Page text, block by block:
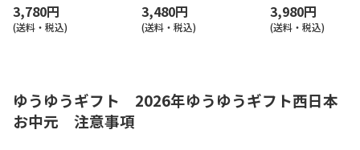
3,780円
(送料・税込)
3,480円
(送料・税込)
3,980円
(送料・税込)
ゆうゆうギフト 2026年ゆうゆうギフト西日本
お中元 注意事項